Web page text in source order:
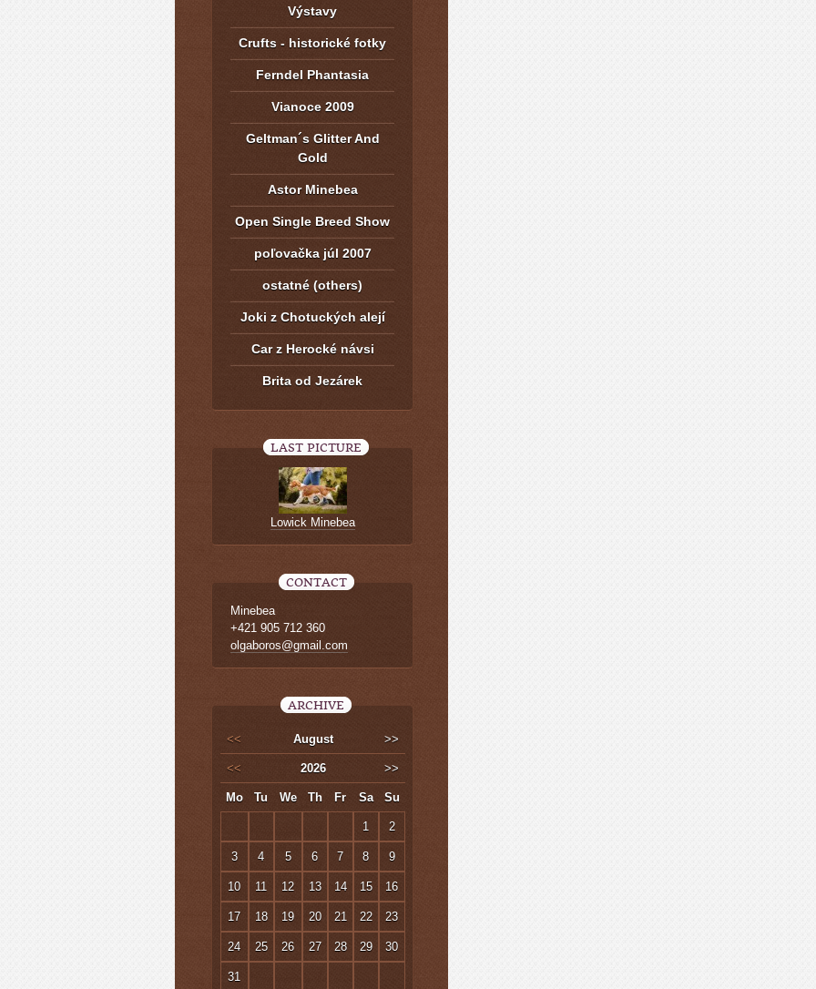
Výstavy
Crufts - historické fotky
Ferndel Phantasia
Vianoce 2009
Geltman´s Glitter And
Gold
Astor Minebea
Open Single Breed Show
poľovačka júl 2007
ostatné (others)
Joki z Chotuckých alejí
Car z Herocké návsi
Brita od Jezárek
LAST PICTURE
Lowick Minebea
CONTACT
Minebea
+421 905 712 360
olgaboros@gmail.com
ARCHIVE
<< August >>
<< 2026 >>
Mo Tu We Th Fr Sa Su
1 2
3 4 5 6 7 8 9
10 11 12 13 14 15 16
17 18 19 20 21 22 23
24 25 26 27 28 29 30
31